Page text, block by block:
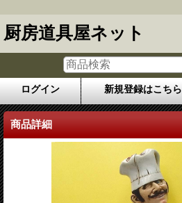
厨房道具屋ネット
ログイン 新規登録はこちら
商品詳細